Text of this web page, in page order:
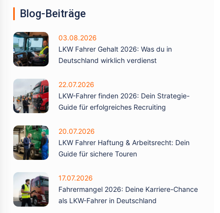
Blog-Beiträge
03.08.2026
LKW Fahrer Gehalt 2026: Was du in
Deutschland wirklich verdienst
22.07.2026
LKW-Fahrer finden 2026: Dein Strategie-
Guide für erfolgreiches Recruiting
20.07.2026
LKW Fahrer Haftung & Arbeitsrecht: Dein
Guide für sichere Touren
17.07.2026
Fahrermangel 2026: Deine Karriere-Chance
als LKW-Fahrer in Deutschland